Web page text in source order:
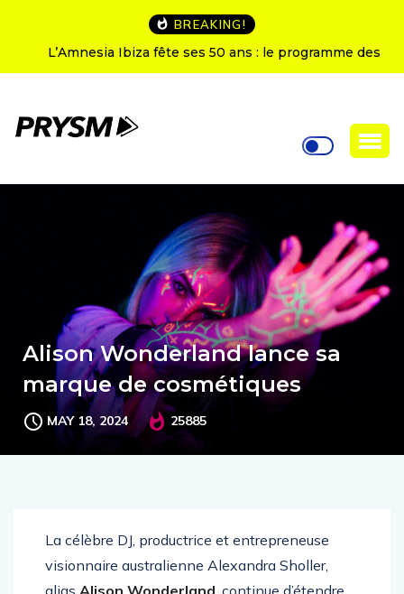
BREAKING!
L’Amnesia Ibiza fête ses 50 ans : le programme des
soirées d’ouverture
Alison Wonderland lance sa
marque de cosmétiques
MAY 18, 2024
La célèbre DJ, productrice et entrepreneuse
visionnaire australienne Alexandra Sholler,